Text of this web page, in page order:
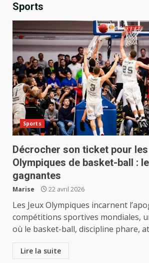
Sports
Sports
Décrocher son ticket pour
Olympiques de basket-ball :
gagnantes
Marise 22 avril 2026
Les Jeux Olympiques incarnent
compétitions sportives mondiales,
où le basket-ball, discipline phare,
Lire la suite